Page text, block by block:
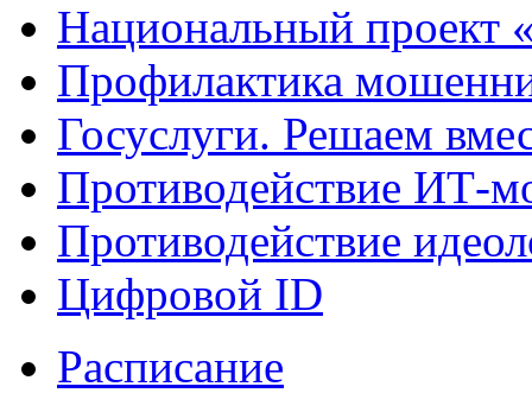
Национальный проект
Профилактика
Госуслуги. Решаем
Противодействие ИТ-
Противодействие
Цифровой ID
Расписание